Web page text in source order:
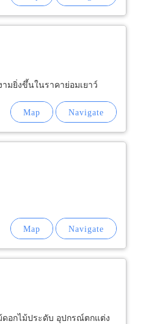
มยิ่งขึ้นในราคาย่อมเยาว์
ดอกไม้ประดับ อุปกรณ์ตกแต่ง